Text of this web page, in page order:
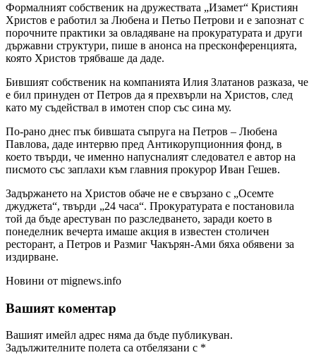
Формалният собственик на дружествата „Изамет“ Кристиян
Христов е работил за Любена и Петьо Петрови и е запознат с
порочните практики за овладяване на прокуратурата и други
държавни структури, пише в анонса на пресконференцията,
която Христов трябваше да даде.
Бившият собственик на компанията Илия Златанов разказа, че
е бил принуден от Петров да я прехвърли на Христов, след
като му съдействал в имотен спор със сина му.
По-рано днес пък бившата съпруга на Петров – Любена
Павлова, даде интервю пред Антикорупционния фонд, в
което твърди, че именно напусналият следовател е автор на
писмото със заплахи към главния прокурор Иван Гешев.
Задържането на Христов обаче не е свързано с „Осемте
джуджета“, твърди „24 часа“. Прокуратурата е постановила
той да бъде арестуван по разследването, заради което в
понеделник вечерта имаше акция в известен столичен
ресторант, а Петров и Размиг Чакърян-Ами бяха обявени за
издирване.
Новини от mignews.info
Вашият коментар
Вашият имейл адрес няма да бъде публикуван.
Задължителните полета са отбелязани с *